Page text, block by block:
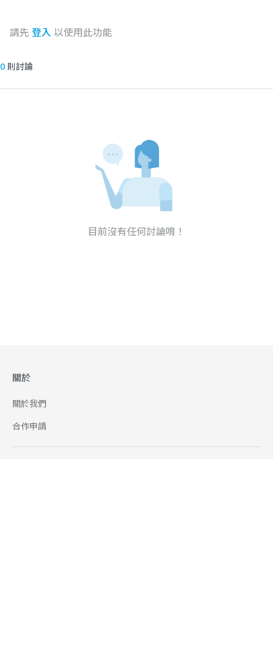
請先 登入 以使用此功能
0 則討論
目前沒有任何討論唷！
關於
關於我們
合作申請